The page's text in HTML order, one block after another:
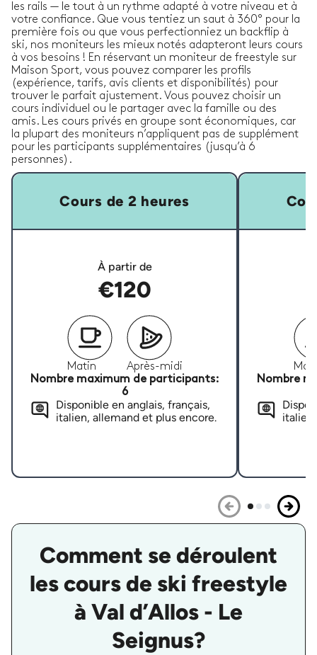
les rails — le tout à un rythme adapté à votre niveau et à
votre confiance. Que vous tentiez un saut à 360° pour la
première fois ou que vous perfectionniez un backflip à
ski, nos moniteurs les mieux notés adapteront leurs cours
à vos besoins ! En réservant un moniteur de freestyle sur
Maison Sport, vous pouvez comparer les profils
(expérience, tarifs, avis clients et disponibilités) pour
trouver le parfait ajustement. Vous pouvez choisir un
cours individuel ou le partager avec la famille ou des
amis. Les cours privés en groupe sont économiques, car
la plupart des moniteurs n’appliquent pas de supplément
pour les participants supplémentaires (jusqu’à 6
personnes).
Cours de 2 heures
À partir de
€120
Matin
Après-midi
Nombre maximum de participants:
6
Disponible en anglais, français,
italien, allemand et plus encore.
Nombre
Comment se déroulent
les cours de ski freestyle
à Val d’Allos - Le
Seignus?